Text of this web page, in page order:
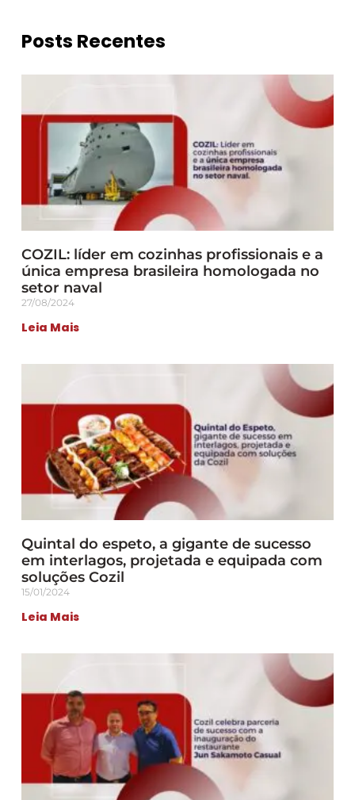
Posts Recentes
COZIL: líder em cozinhas profissionais e a
única empresa brasileira homologada no
setor naval
27/08/2024
Leia Mais
Quintal do espeto, a gigante de sucesso
em interlagos, projetada e equipada com
soluções Cozil
15/01/2024
Leia Mais